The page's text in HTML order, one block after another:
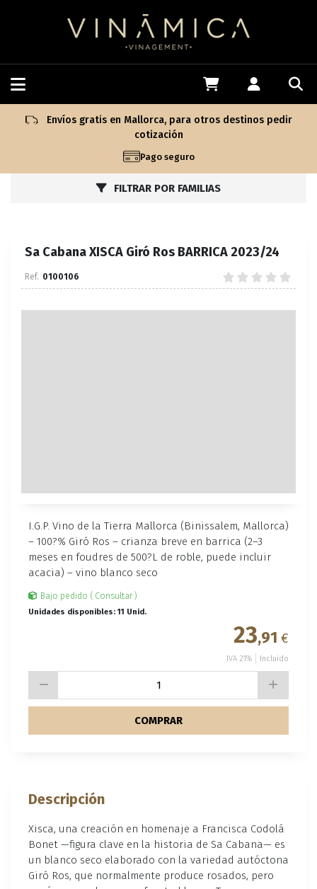
Envíos gratis en Mallorca, para otros destinos pedir
cotización
Pago seguro
FILTRAR POR FAMILIAS
Sa Cabana XISCA Giró Ros BARRICA 2023/24
0100106
I.G.P. Vino de la Tierra Mallorca (Binissalem, Mallorca)
– 100?% Giró Ros – crianza breve en barrica (2–3
meses en foudres de 500?L de roble, puede incluir
acacia) – vino blanco seco
Bajo pedido ( Consultar )
Unidades disponibles: 11 Unid.
23,91 €
IVA 21% Incluido
COMPRAR
Descripción
Xisca, una creación en homenaje a Francisca Codolá
Bonet —figura clave en la historia de Sa Cabana— es
un blanco seco elaborado con la variedad autóctona
Giró Ros, que normalmente produce rosados, pero